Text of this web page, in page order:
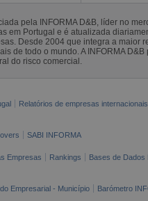
pela INFORMA D&B, líder no
em Portugal e é atualizada
Desde 2004 que integra a maior
de todo o mundo. A INFORMA
do risco comercial.
Relatórios de empresas internacionais
SABI INFORMA
Empresas Rankings Bases de Dados
Empresarial - Município Barómetro